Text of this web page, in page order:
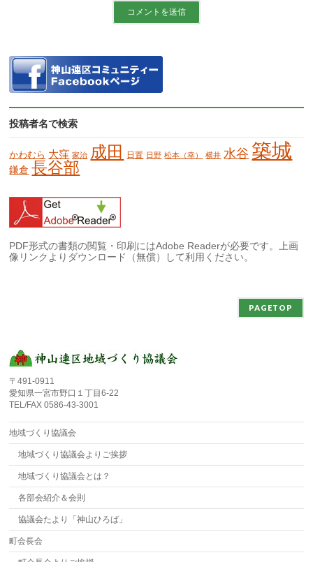
投稿者名で検索
かわむら 大窪 家治 成田 日置 日野 松本（幸） 横井 水谷 築城
鎌倉 長谷部
PDF形式の書類の閲覧・印刷にはAdobe Readerが必要です。上画
像リンクよりダウンロード（無償）して利用ください。
PAGETOP
〒491-0911
愛知県一宮市野口１丁目6-22
TEL/FAX 0586-43-3001
地域づくり協議会
地域づくり協議会よりご挨拶
地域づくり協議会とは？
各部会紹介＆会則
協議会たより「神山ひろば」
町会長会